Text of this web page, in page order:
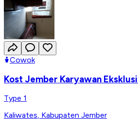
Cowok
Kost Jember Karyawan
Type 1
Kaliwates, Kabupaten Jember